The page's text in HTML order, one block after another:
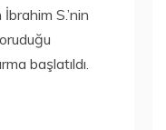
S.’nin
başlatıldı.